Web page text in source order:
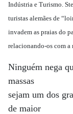
Indústria e Turismo.
turistas alemães de
invadem as praias do
relacionando-os com a
Ninguém nega
massas
sejam um dos
de maior